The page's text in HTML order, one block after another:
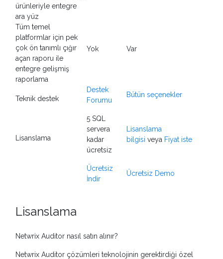
ürünleriyle entegre
ara yüz
Tüm temel
platformlar için pek
çok ön tanımlı çığır
açan raporu ile
entegre gelişmiş
raporlama
Yok Var
Teknik destek
Destek
Forumu
Bütün seçenekler
Lisanslama
5 SQL
servera
kadar
ücretsiz
Lisanslama
bilgisi veya Fiyat iste
Ücretsiz
İndir
Ücretsiz Demo
Lisanslama
Netwrix Auditor nasıl satın alınır?
Netwrix Auditor çözümleri teknolojinin gerektirdiği özel